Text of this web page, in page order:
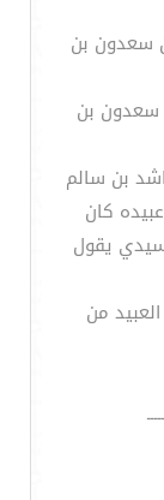
سعدون بن
سعدون بن
بن سالم
كان
سيدي يقول
من